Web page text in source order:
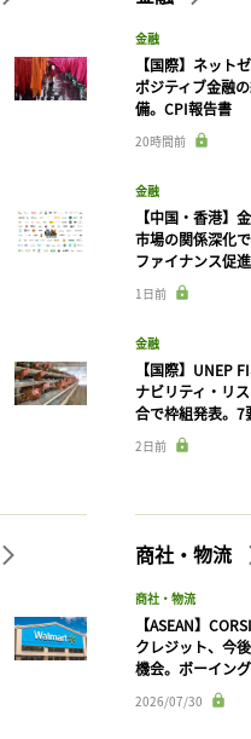
金融
【国際】ネット
ポジティブ金融
備。CPI報告書
20時間前
金融
【中国・香港】
市場の関係深化
ファイナンス促
1日前
金融
【国際】UNEP
ナビリティ・リ
合で枠組発表。7
2日前
商社・物流
商社・物流
【ASEAN】
クレジット、今
機会。ボーイン
2026/07/30